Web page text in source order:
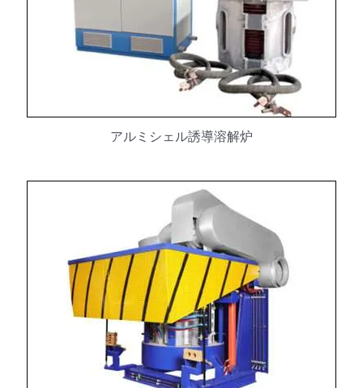
アルミシェル誘導溶解炉